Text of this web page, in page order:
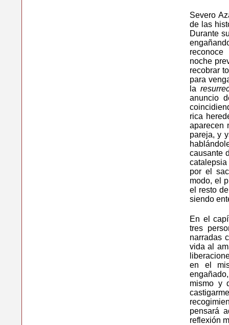
Severo
de las
Durante
noche
recobrar
para
la
anuncio
rica
aparecen
pareja, y
causante
por el
modo, el
el resto
siendo
En el
tres
narradas
vida al
en el
mismo y
pensará
reflexión